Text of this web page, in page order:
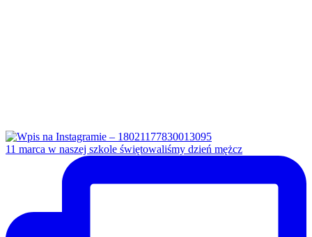
11 marca w naszej szkole świętowaliśmy dzień mężcz